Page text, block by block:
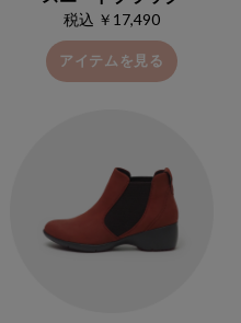
税込 ￥17,490
アイテムを見る